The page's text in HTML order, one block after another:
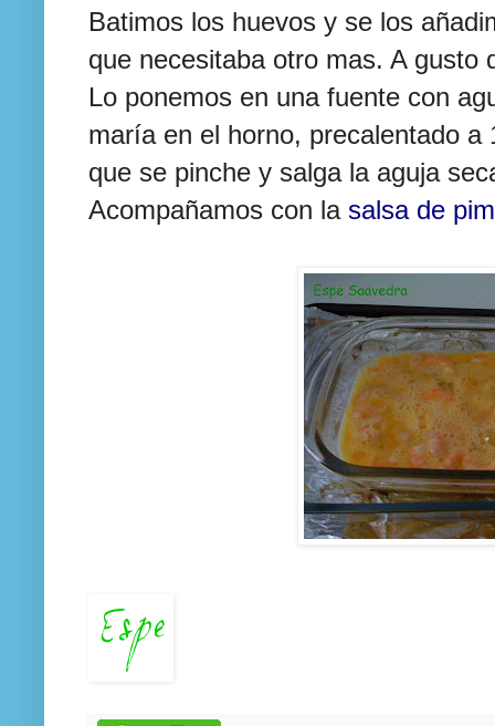
Batimos los huevos y se los
que necesitaba otro mas. A gusto
Lo ponemos en una fuente con
maríaen el horno, precalentado a
que se pinche y salga la aguja
Acompañamos con la salsa de